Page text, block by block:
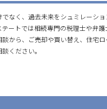
なく、過去未来をシュミレーショ
テートでは相続専門の税理士や弁護
から、ご売却や買い替え、住宅
ください。